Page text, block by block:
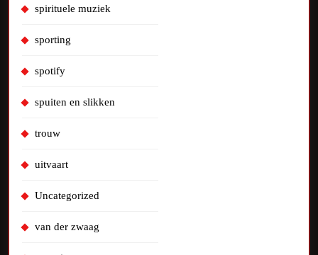
spirituele muziek
sporting
spotify
spuiten en slikken
trouw
uitvaart
Uncategorized
van der zwaag